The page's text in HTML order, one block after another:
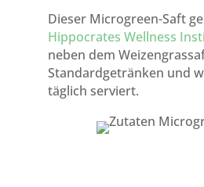
Dieser Microgreen-Saft
Hippocrates Wellness
neben dem
Standardgetränken und
täglich serviert.